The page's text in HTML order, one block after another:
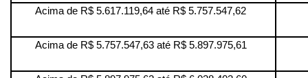
Acima de R$ 5.617.119,64 até R$ 5.757.547,62
Acima de R$ 5.757.547,63 até R$ 5.897.975,61